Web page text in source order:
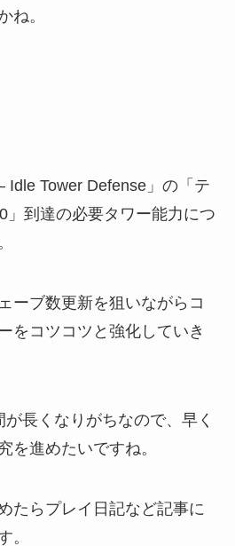
ね。
Idle Tower Defense」の「テ
」到達の必要タワー能力につ
ーブ数更新を狙いながらコ
をコツコツと強化していき
長くなりがちなので、早く
を進めたいですね。
たらプレイ日記など記事に
。